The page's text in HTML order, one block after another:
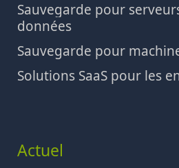
Sauvegarde pour
données
Sauvegarde pour
Solutions SaaS pour les
Actuel